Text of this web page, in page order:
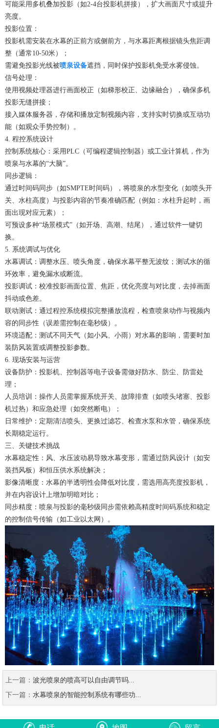
可能采用多机叠加投影（如2-4台投影机拼接），扩大画面尺寸或提升
亮度。
投影位置：
投影机需安装在水幕的正前方或侧前方，与水幕距离根据镜头焦距调
整（通常10-50米）；
需避免投影光线被喷泉设备遮挡，同时保护投影机免受水雾侵蚀。
信号处理：
使用视频处理器进行画面校正（如梯形校正、边缘融合），确保多机
投影无缝拼接；
接入媒体服务器，存储和播放定制视频内容，支持实时切换或互动功
能（如观众手势控制）。
4. 程控系统设计
控制系统核心：采用PLC（可编程逻辑控制器）或工业计算机，作为
喷泉与水幕的“大脑”。
同步逻辑：
通过时间码同步（如SMPTE时间码），将喷泉的水型变化（如喷头开
关、水柱高度）与投影内容的节奏准确匹配（例如：水柱升起时，画
面出现对应元素）；
可预设多种“场景模式”（如开场、高潮、结尾），通过软件一键切
换。
5. 系统调试与优化
水幕调试：调整水压、喷头角度，确保水幕平整无波纹；测试水的循
环效率，避免漏水或断流。
投影调试：校准投影画面位置、焦距，优化亮度与对比度，去掉画面
抖动或色差。
联动测试：通过程控系统模拟完整播放流程，检查喷泉动作与视频内
容的同步性（误差需控制在毫秒级）。
环境适配：测试不同天气（如小风、小雨）对水幕的影响，需要时加
装防风装置或调整投影参数。
6. 现场安装与运营
设备防护：投影机、控制器等电子设备需做好防水、防尘、防雷处
理；
人员培训：操作人员需掌握系统开关、故障排查（如喷头堵塞、投影
机过热）和应急处理（如突然断电）；
日常维护：定期清洁喷头、更换过滤芯、检查水泵和水管，确保系统
长期稳定运行。
三、关键技术挑战
水幕稳定性：风、水压波动易导致水幕变形，需通过防风设计（如安
装挡风板）和恒压供水系统解决；
影像清晰度：水幕的半透明性会降低对比度，需选用高亮度投影机，
并在内容设计上增加明暗对比；
同步精度：喷泉与投影的毫秒级同步需依赖高精度时间码系统和稳定
的控制信号传输（如工业以太网）。
上一篇： 波光喷泉的喷高可以自由调节吗...
下一篇： 水幕喷泉的智能控制系统有哪些功...